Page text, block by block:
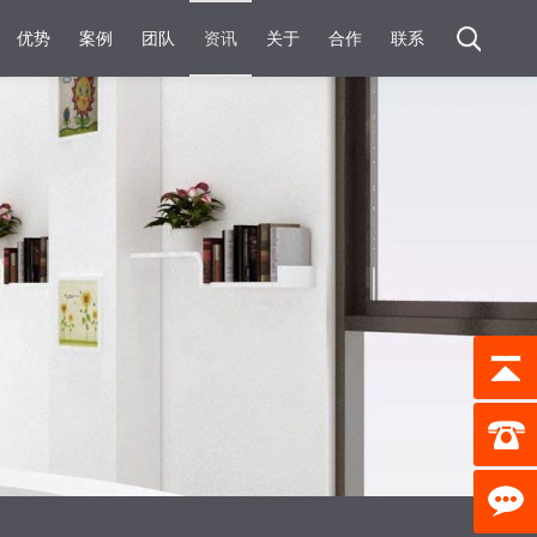
优势 案例 团队 资讯 关于 合作 联系